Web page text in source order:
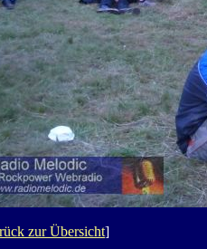
zur Übersicht]